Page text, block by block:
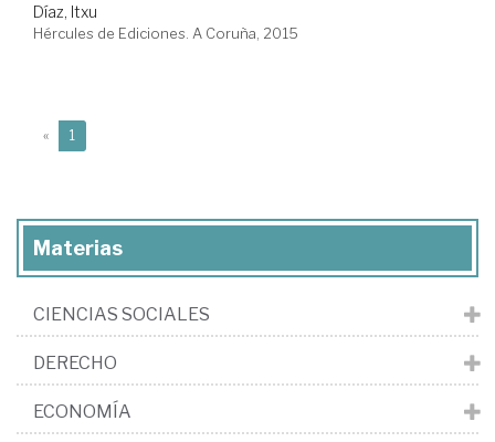
Díaz, Itxu
Hércules de Ediciones. A Coruña, 2015
« 1
Materias
CIENCIAS SOCIALES
DERECHO
ECONOMÍA